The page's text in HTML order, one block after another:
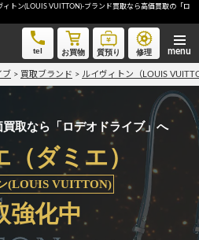
トン(LOUIS VUITTON)-ブランド買取なら高価買取の「ロ
tel お買物 質預り 修理
(LOUIS VUITTON)-ブランド買取なら高価買取の「ロ
を知りたい方におすすめ
LINE査定
ら品物を売りたい方へ
買取申込
ブ > 買取ブランド > ルイヴィトン（LOUIS
取なら「ロデオドライブ」へ
（ダミエ）
(LOUIS VUITTON)
強化中